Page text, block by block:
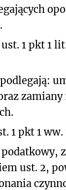
1 pkt 1
1 pkt 1
z
ust. 2,